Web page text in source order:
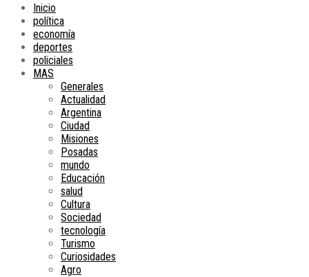
Inicio
política
economía
deportes
policiales
MAS
Generales
Actualidad
Argentina
Ciudad
Misiones
Posadas
mundo
Educación
salud
Cultura
Sociedad
tecnología
Turismo
Curiosidades
Agro